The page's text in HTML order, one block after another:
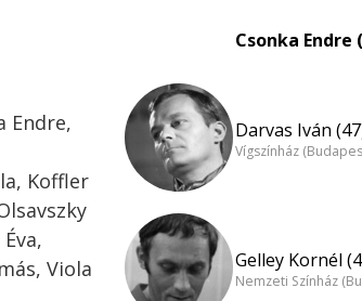
Endre,
Koffler
Viola
Csonka Endre
Darvas Iván
Vígszínház
Gelley Kornél
Nemzeti Színház